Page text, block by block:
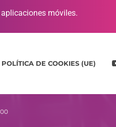
móviles.
POLÍTICA DE COOKIES (UE)